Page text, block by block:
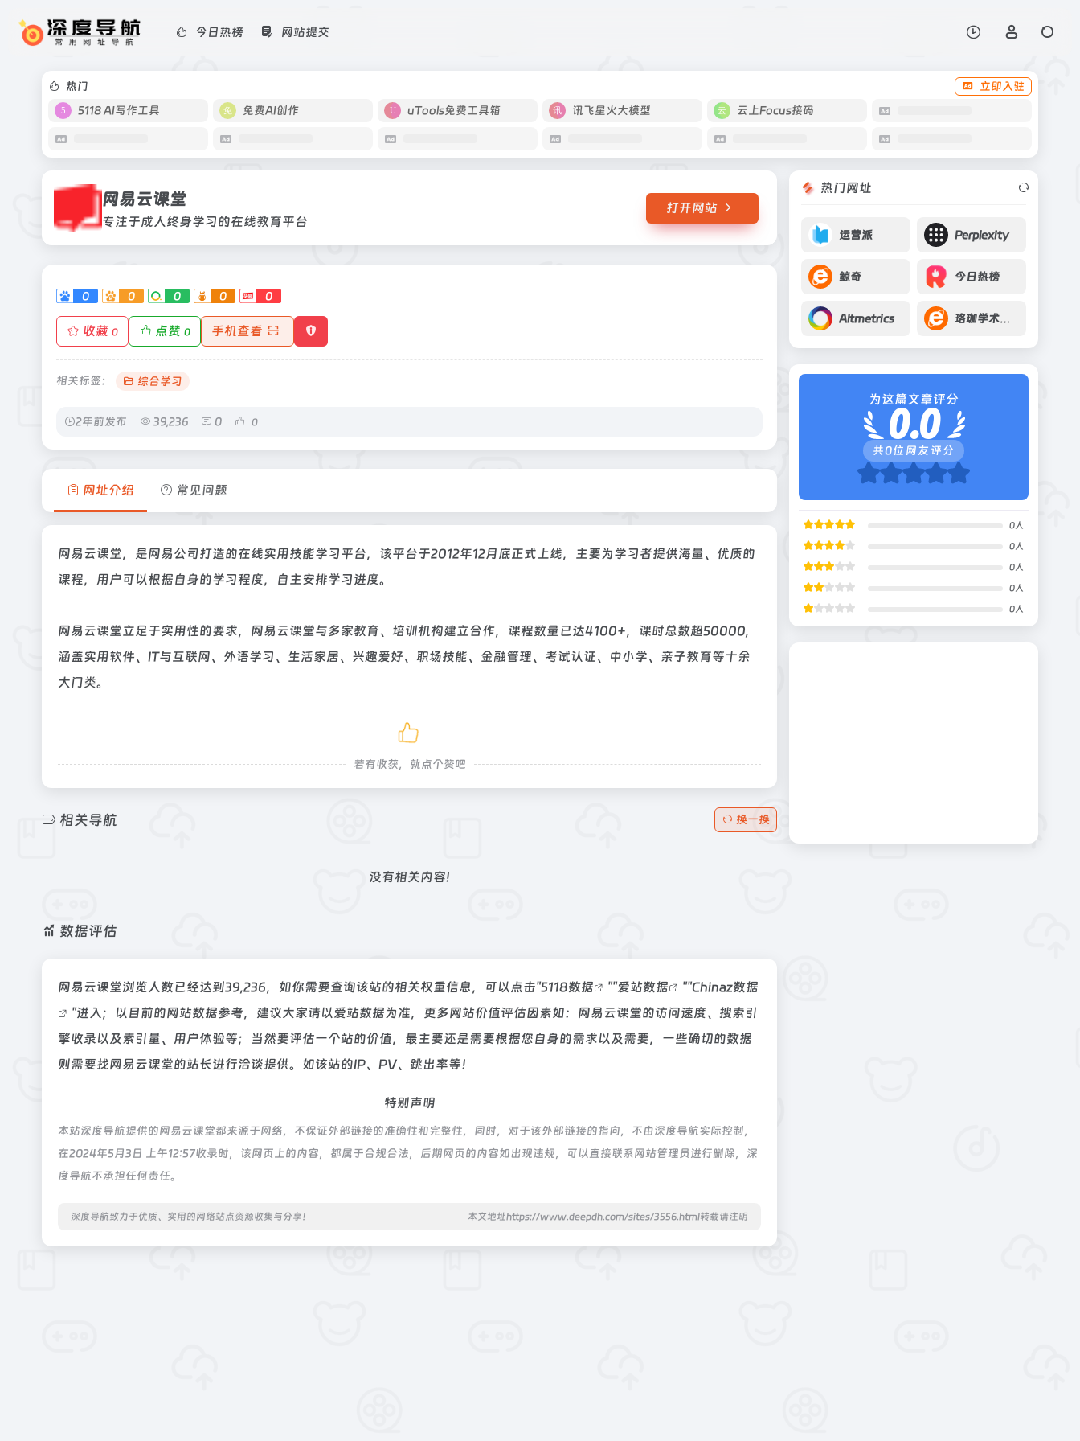
今日热榜 网站提交
热门
立即入驻
5118 AI写作工具
免费AI创作 uTools免费工具箱 讯飞星火大模型 云上Focus接码
网易云课堂
专注于成人终身学习的在线教育平台
打开网站
0 0 0 0 0
收藏 0 点赞 0 手机查看
相关标签： 综合学习
2年前发布 39,236 0 0
网址介绍 常见问题
网易云课堂，是网易公司打造的在线实用技能学习平台，该平台于2012年12月底正式上线，主要为学习者提供海量、优质的
课程，用户可以根据自身的学习程度，自主安排学习进度。
网易云课堂立足于实用性的要求，网易云课堂与多家教育、培训机构建立合作，课程数量已达4100+，课时总数超50000,
涵盖实用软件、IT与互联网、外语学习、生活家居、兴趣爱好、职场技能、金融管理、考试认证、中小学、亲子教育等十余
大门类。
若有收获，就点个赞吧
相关导航 换一换
没有相关内容!
数据评估
网易云课堂浏览人数已经达到39,236，如你需要查询该站的相关权重信息，可以点击"5118数据 ""爱站数据 ""Chinaz数据
"进入；以目前的网站数据参考，建议大家请以爱站数据为准，更多网站价值评估因素如：网易云课堂的访问速度、搜索引
擎收录以及索引量、用户体验等；当然要评估一个站的价值，最主要还是需要根据您自身的需求以及需要，一些确切的数据
则需要找网易云课堂的站长进行洽谈提供。如该站的IP、PV、跳出率等！
特别声明
本站深度导航提供的网易云课堂都来源于网络，不保证外部链接的准确性和完整性，同时，对于该外部链接的指向，不由深度导航实际控制，
在2024年5月3日 上午12:57收录时，该网页上的内容，都属于合规合法，后期网页的内容如出现违规，可以直接联系网站管理员进行删除，深
度导航不承担任何责任。
深度导航致力于优质、实用的网络站点资源收集与分享！ 本文地址https://www.deepdh.com/sites/3556.html转载请注明
热门网址
运营派 Perplexity
鲸奇 今日热榜
Altmetrics 珞珈学术搜索
为这篇文章评分
0.0
共0位网友评分
0人
0人
0人
0人
0人